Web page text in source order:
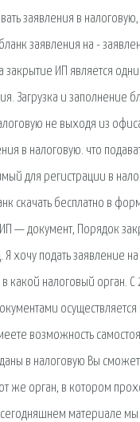
заявления в
заявления на -
закрытие ИП является
Загрузка и заполнение
не выходя из
в налоговую. что
для регистрации в
скачать бесплатно в
— документ, Порядок
хочу подать заявление
какой налоговый орган. С
осуществляется
возможность
в налоговую Вы
же орган, в котором
материале